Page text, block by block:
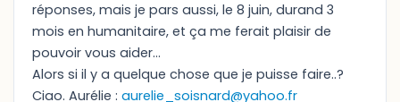
réponses, mais je pars aussi, le 8 juin, durand 3
mois en humanitaire, et ça me ferait plaisir de
pouvoir vous aider...
Alors si il y a quelque chose que je puisse faire..?
Ciao. Aurélie : aurelie_soisnard@yahoo.fr